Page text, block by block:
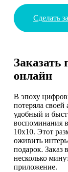
Сделать
Заказать
онлайн
В эпоху
потеряла
удобный и
воспоминания
10х10. Этот
оживить
подарок. Заказ
несколько
приложение.